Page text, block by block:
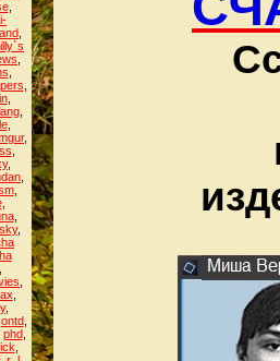
,
,
,
,
,
,
,
,
,
,
,
ontd,
phd,